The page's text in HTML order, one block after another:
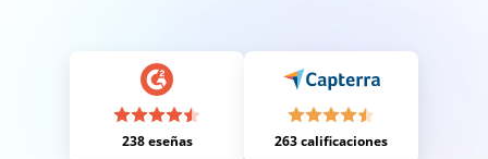
238 eseñas 263 calificaciones